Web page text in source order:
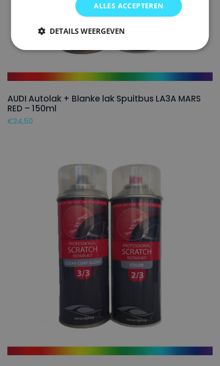
AUDI Autolak + Blanke lak Spuitbus LA3A MARS
RED – 150ml
€24,50
ALLES ACCEPTEREN
DETAILS WEERGEVEN